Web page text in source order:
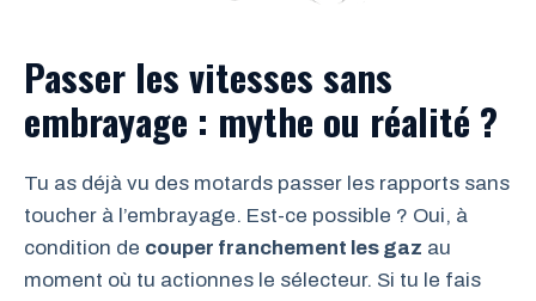
Passer les vitesses sans
embrayage : mythe ou réalité ?
Tu as déjà vu des motards passer les rapports sans
toucher à l’embrayage. Est-ce possible ? Oui, à
condition de couper franchement les gaz au
moment où tu actionnes le sélecteur. Si tu le fais